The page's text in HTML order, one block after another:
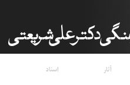
آثار
اسناد